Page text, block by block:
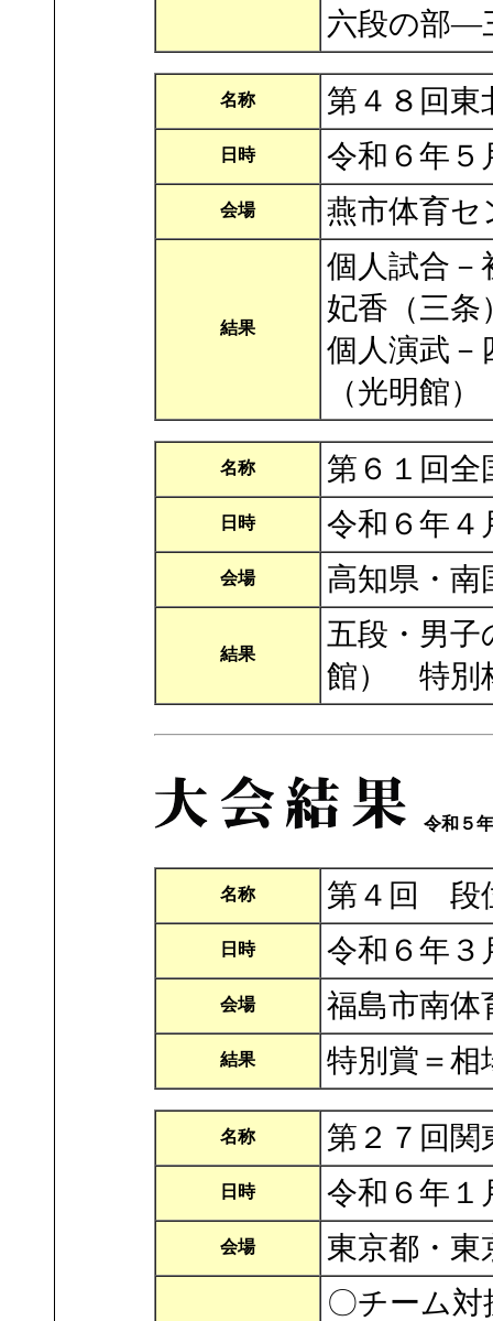
六段の部―
名称 第４８回東
日時 令和６年５
会場 燕市体育セ
結果
個人試合
妃香（三条
個人演武
（光明館）
名称 第６１回全
日時 令和６年４
会場 高知県・
結果
五段・男
館） 特別
令和５
名称 第４回 段
日時 令和６年３
会場 福島市南体
結果 特別賞＝
名称 第２７回関
日時 令和６年１
会場 東京都・東
〇チーム対